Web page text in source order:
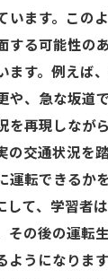
います。この
する可能性の
ます。例えば
や、急な坂道
を再現しなが
の交通状況を
運転できるか
して、学習者
その後の運転
ようになりま